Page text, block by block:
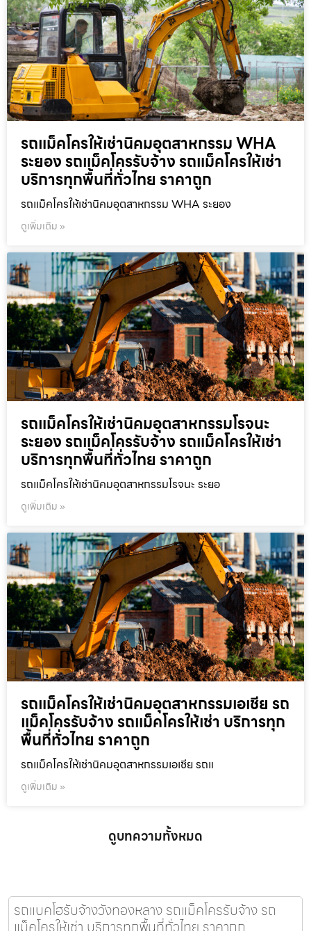
รถแม็คโครให้เช่านิคมอุตสาหกรรม WHA
ระยอง รถแม็คโครรับจ้าง รถแม็คโครให้เช่า
บริการทุกพื้นที่ทั่วไทย ราคาถูก
รถแม็คโครให้เช่านิคมอุตสาหกรรม WHA ระยอง
ดูเพิ่มเติม »
รถแม็คโครให้เช่านิคมอุตสาหกรรมโรจนะ
ระยอง รถแม็คโครรับจ้าง รถแม็คโครให้เช่า
บริการทุกพื้นที่ทั่วไทย ราคาถูก
รถแม็คโครให้เช่านิคมอุตสาหกรรมโรจนะ ระยอ
ดูเพิ่มเติม »
รถแม็คโครให้เช่านิคมอุตสาหกรรมเอเชีย รถ
แม็คโครรับจ้าง รถแม็คโครให้เช่า บริการทุก
พื้นที่ทั่วไทย ราคาถูก
รถแม็คโครให้เช่านิคมอุตสาหกรรมเอเชีย รถแ
ดูเพิ่มเติม »
ดูบทความทั้งหมด
รถแบคโฮรับจ้างวังทองหลาง รถแม็คโครรับจ้าง รถ